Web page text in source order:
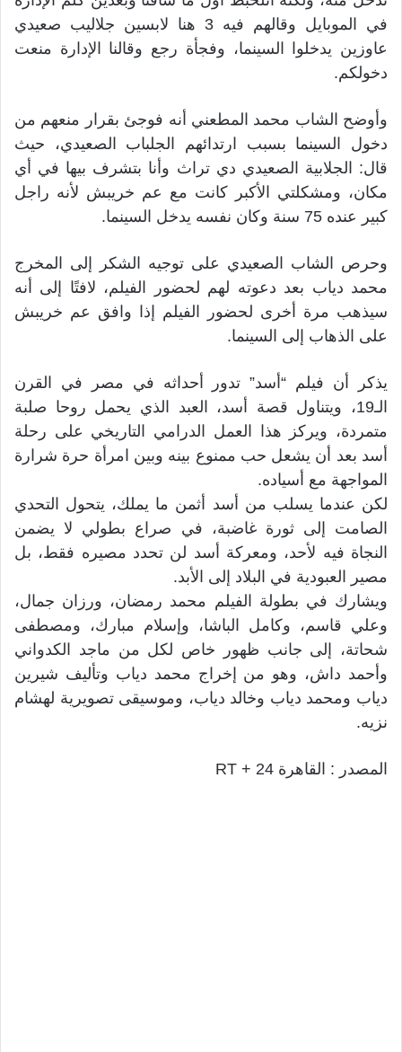
في الموبايل وقالهم فيه 3 هنا لابسين جلاليب صعيدي
عاوزين يدخلوا السينما، وفجأة رجع وقالنا الإدارة منعت
دخولكم.
وأوضح الشاب محمد المطعني أنه فوجئ بقرار منعهم من
دخول السينما بسبب ارتدائهم الجلباب الصعيدي، حيث
قال: الجلابية الصعيدي دي تراث وأنا بتشرف بيها في أي
مكان، ومشكلتي الأكبر كانت مع عم خريبش لأنه راجل
كبير عنده 75 سنة وكان نفسه يدخل السينما.
وحرص الشاب الصعيدي على توجيه الشكر إلى المخرج
محمد دياب بعد دعوته لهم لحضور الفيلم، لافتًا إلى أنه
سيذهب مرة أخرى لحضور الفيلم إذا وافق عم خريبش
على الذهاب إلى السينما.
يذكر أن فيلم “أسد” تدور أحداثه في مصر في القرن
الـ19، ويتناول قصة أسد، العبد الذي يحمل روحا صلبة
متمردة، ويركز هذا العمل الدرامي التاريخي على رحلة
أسد بعد أن يشعل حب ممنوع بينه وبين امرأة حرة شرارة
المواجهة مع أسياده.
لكن عندما يسلب من أسد أثمن ما يملك، يتحول التحدي
الصامت إلى ثورة غاضبة، في صراع بطولي لا يضمن
النجاة فيه لأحد، ومعركة أسد لن تحدد مصيره فقط، بل
مصير العبودية في البلاد إلى الأبد.
ويشارك في بطولة الفيلم محمد رمضان، ورزان جمال،
وعلي قاسم، وكامل الباشا، وإسلام مبارك، ومصطفى
شحاتة، إلى جانب ظهور خاص لكل من ماجد الكدواني
وأحمد داش، وهو من إخراج محمد دياب وتأليف شيرين
دياب ومحمد دياب وخالد دياب، وموسيقى تصويرية لهشام
نزيه.
المصدر : القاهرة 24 + RT